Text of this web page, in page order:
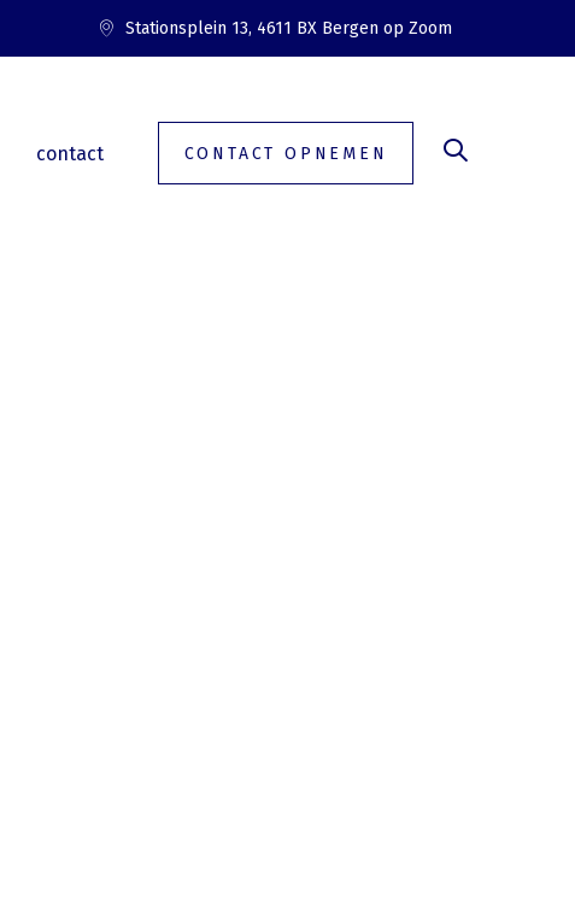
Stationsplein 13, 4611 BX Bergen op Zoom
contact CONTACT OPNEMEN